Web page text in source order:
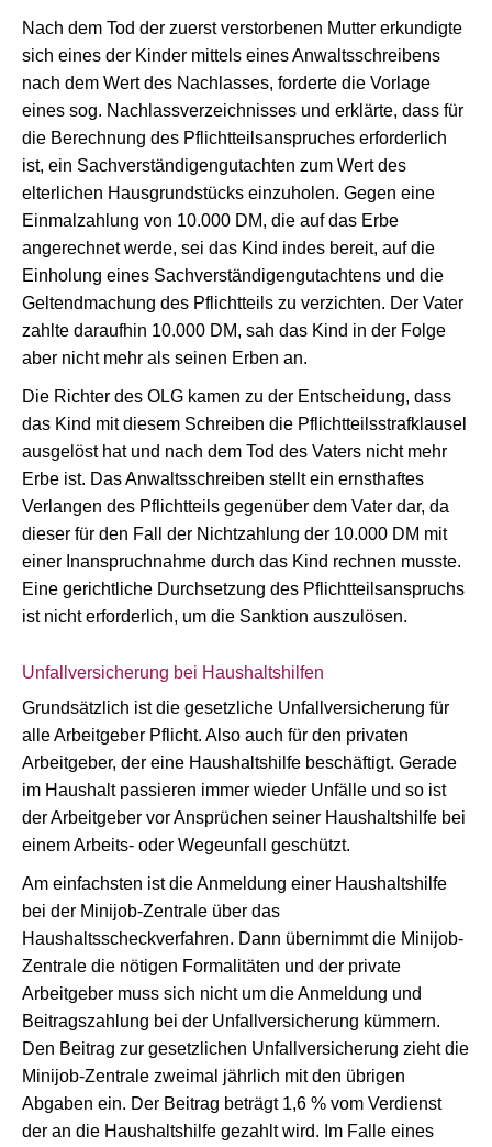
Nach dem Tod der zuerst verstorbenen Mutter erkundigte
sich eines der Kinder mittels eines Anwaltsschreibens
nach dem Wert des Nachlasses, forderte die Vorlage
eines sog. Nachlassverzeichnisses und erklärte, dass für
die Berechnung des Pflichtteilsanspruches erforderlich
ist, ein Sachverständigengutachten zum Wert des
elterlichen Hausgrundstücks einzuholen. Gegen eine
Einmalzahlung von 10.000 DM, die auf das Erbe
angerechnet werde, sei das Kind indes bereit, auf die
Einholung eines Sachverständigengutachtens und die
Geltendmachung des Pflichtteils zu verzichten. Der Vater
zahlte daraufhin 10.000 DM, sah das Kind in der Folge
aber nicht mehr als seinen Erben an.
Die Richter des OLG kamen zu der Entscheidung, dass
das Kind mit diesem Schreiben die Pflichtteilsstrafklausel
ausgelöst hat und nach dem Tod des Vaters nicht mehr
Erbe ist. Das Anwaltsschreiben stellt ein ernsthaftes
Verlangen des Pflichtteils gegenüber dem Vater dar, da
dieser für den Fall der Nichtzahlung der 10.000 DM mit
einer Inanspruchnahme durch das Kind rechnen musste.
Eine gerichtliche Durchsetzung des Pflichtteilsanspruchs
ist nicht erforderlich, um die Sanktion auszulösen.
Unfallversicherung bei Haushaltshilfen
Grundsätzlich ist die gesetzliche Unfallversicherung für
alle Arbeitgeber Pflicht. Also auch für den privaten
Arbeitgeber, der eine Haushaltshilfe beschäftigt. Gerade
im Haushalt passieren immer wieder Unfälle und so ist
der Arbeitgeber vor Ansprüchen seiner Haushaltshilfe bei
einem Arbeits- oder Wegeunfall geschützt.
Am einfachsten ist die Anmeldung einer Haushaltshilfe
bei der Minijob-Zentrale über das
Haushaltsscheckverfahren. Dann übernimmt die Minijob-
Zentrale die nötigen Formalitäten und der private
Arbeitgeber muss sich nicht um die Anmeldung und
Beitragszahlung bei der Unfallversicherung kümmern.
Den Beitrag zur gesetzlichen Unfallversicherung zieht die
Minijob-Zentrale zweimal jährlich mit den übrigen
Abgaben ein. Der Beitrag beträgt 1,6 % vom Verdienst
der an die Haushaltshilfe gezahlt wird. Im Falle eines